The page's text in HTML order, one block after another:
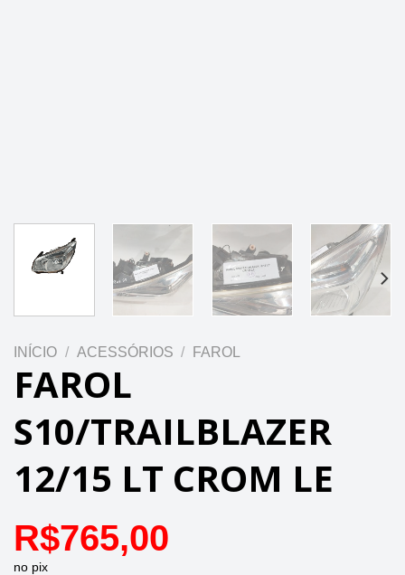
INÍCIO / ACESSÓRIOS / FAROL
FAROL
S10/TRAILBLAZER
12/15 LT CROM LE
R$765,00
no pix